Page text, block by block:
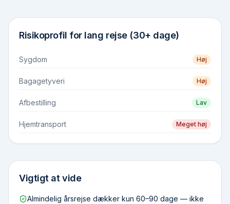
Risikoprofil for lang rejse (30+ dage)
Sygdom Høj
Bagagetyveri Høj
Afbestilling Lav
Hjemtransport Meget høj
Vigtigt at vide
Almindelig årsrejse dækker kun 60–90 dage — ikke